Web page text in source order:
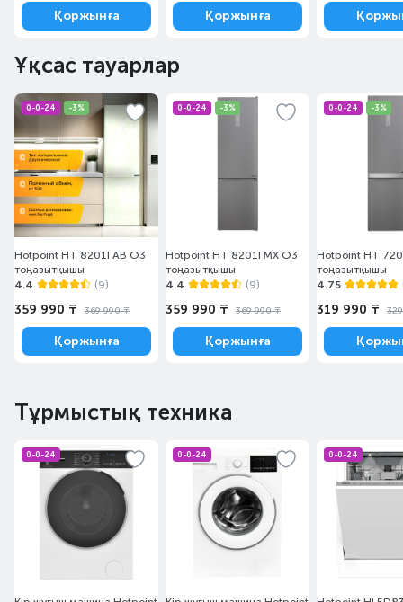
Қоржынға Қоржынға
Ұқсас тауарлар
0-0-24 -3%
Hotpoint HT 8201I AB O3
тоңазытқышы
4.4
(9)
359 990 ₸ 369 990 ₸
Қоржынға
0-0-24 -3%
Hotpoint HT 8201I MX O3
тоңазытқышы
4.4
(9)
359 990 ₸ 369 990 ₸
Қоржынға
0-0-24 -3%
Hotpoint HT
тоңазытқышы
4.75
319 990 ₸
Тұрмыстық техника
0-0-24 0-0-24 0-0-24